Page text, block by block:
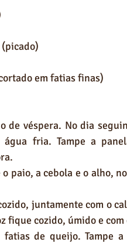
em fatias finas)
de véspera. No dia
fria. Tampe a
paio, a cebola e o alho,
juntamente com o
fique cozido, úmido e
de queijo. Tampe